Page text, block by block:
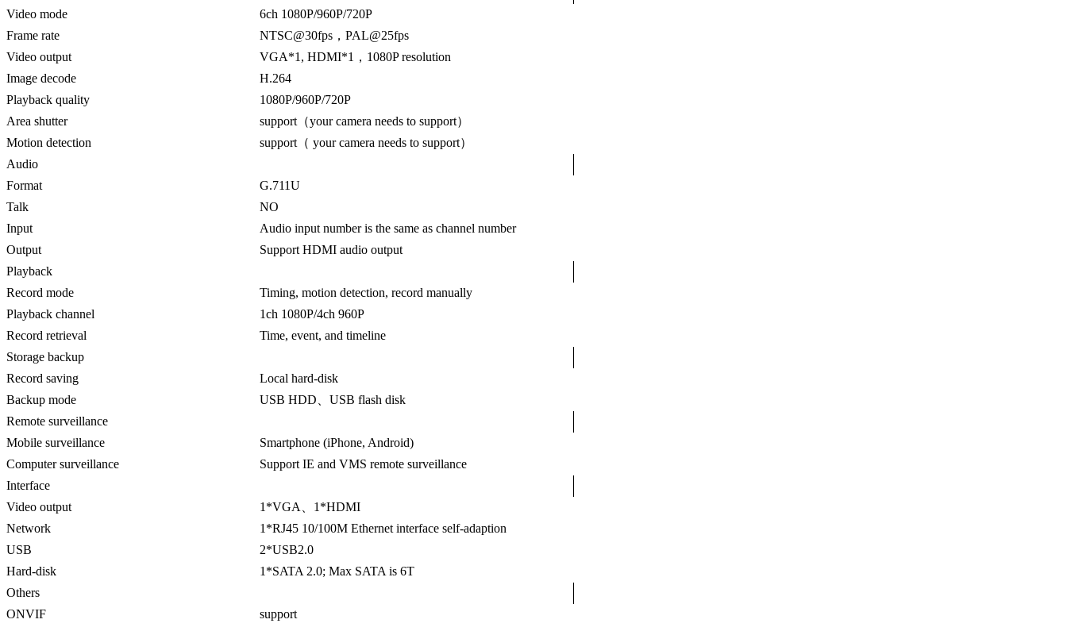
Video mode
6ch 1080P/960P/720P
Frame rate
NTSC@30fps，PAL@25fps
Video output
VGA*1, HDMI*1，1080P resolution
Image decode
H.264
Playback quality
1080P/960P/720P
Area shutter
support（your camera needs to support）
Motion detection
support（ your camera needs to support）
Audio
Format
G.711U
Talk
NO
Input
Audio input number is the same as channel number
Output
Support HDMI audio output
Playback
Record mode
Timing, motion detection, record manually
Playback channel
1ch 1080P/4ch 960P
Record retrieval
Time, event, and timeline
Storage backup
Record saving
Local hard-disk
Backup mode
USB HDD、USB flash disk
Remote surveillance
Mobile surveillance
Smartphone (iPhone, Android)
Computer surveillance
Support IE and VMS remote surveillance
Interface
Video output
1*VGA、1*HDMI
Network
1*RJ45 10/100M Ethernet interface self-adaption
USB
2*USB2.0
Hard-disk
1*SATA 2.0; Max SATA is 6T
Others
ONVIF
support